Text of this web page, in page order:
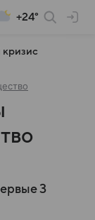
+24°
3